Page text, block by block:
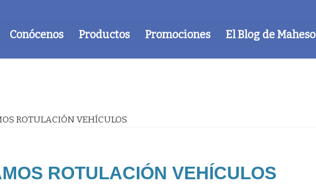
Conócenos Productos Promociones El Blog de Maheso
ROTULACIÓN VEHÍCULOS
ROTULACIÓN VEHÍCULOS